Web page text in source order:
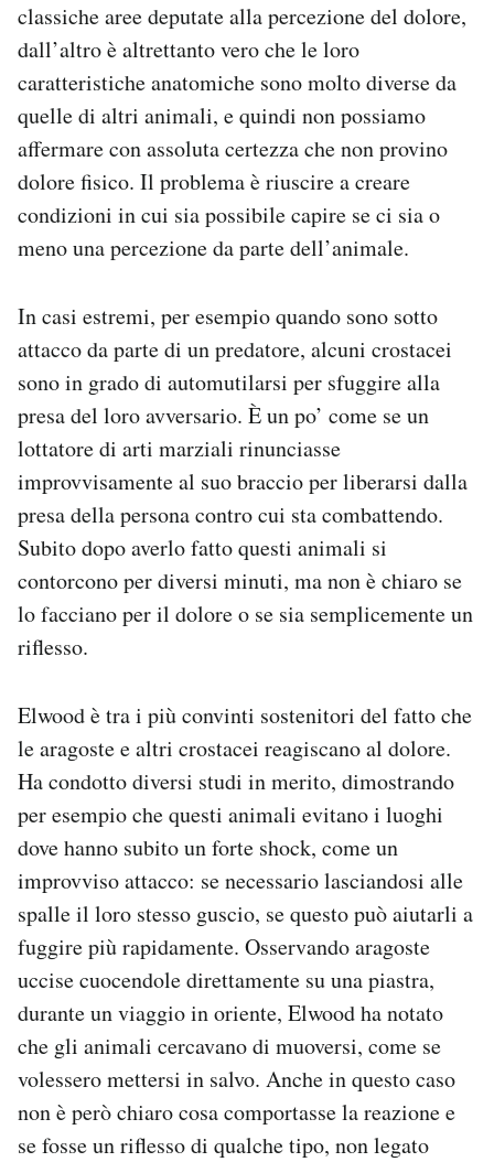
classiche aree deputate alla percezione del dolore,
dall’altro è altrettanto vero che le loro
caratteristiche anatomiche sono molto diverse da
quelle di altri animali, e quindi non possiamo
affermare con assoluta certezza che non provino
dolore fisico. Il problema è riuscire a creare
condizioni in cui sia possibile capire se ci sia o
meno una percezione da parte dell’animale.
In casi estremi, per esempio quando sono sotto
attacco da parte di un predatore, alcuni crostacei
sono in grado di automutilarsi per sfuggire alla
presa del loro avversario. È un po’ come se un
lottatore di arti marziali rinunciasse
improvvisamente al suo braccio per liberarsi dalla
presa della persona contro cui sta combattendo.
Subito dopo averlo fatto questi animali si
contorcono per diversi minuti, ma non è chiaro se
lo facciano per il dolore o se sia semplicemente un
riflesso.
Elwood è tra i più convinti sostenitori del fatto che
le aragoste e altri crostacei reagiscano al dolore.
Ha condotto diversi studi in merito, dimostrando
per esempio che questi animali evitano i luoghi
dove hanno subito un forte shock, come un
improvviso attacco: se necessario lasciandosi alle
spalle il loro stesso guscio, se questo può aiutarli a
fuggire più rapidamente. Osservando aragoste
uccise cuocendole direttamente su una piastra,
durante un viaggio in oriente, Elwood ha notato
che gli animali cercavano di muoversi, come se
volessero mettersi in salvo. Anche in questo caso
non è però chiaro cosa comportasse la reazione e
se fosse un riflesso di qualche tipo, non legato